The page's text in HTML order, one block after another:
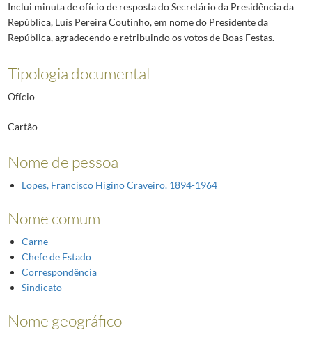
Inclui minuta de ofício de resposta do Secretário da Presidência da
República, Luís Pereira Coutinho, em nome do Presidente da
República, agradecendo e retribuindo os votos de Boas Festas.
Tipologia documental
Ofício
Cartão
Nome de pessoa
Lopes, Francisco Higino Craveiro. 1894-1964
Nome comum
Carne
Chefe de Estado
Correspondência
Sindicato
Nome geográfico